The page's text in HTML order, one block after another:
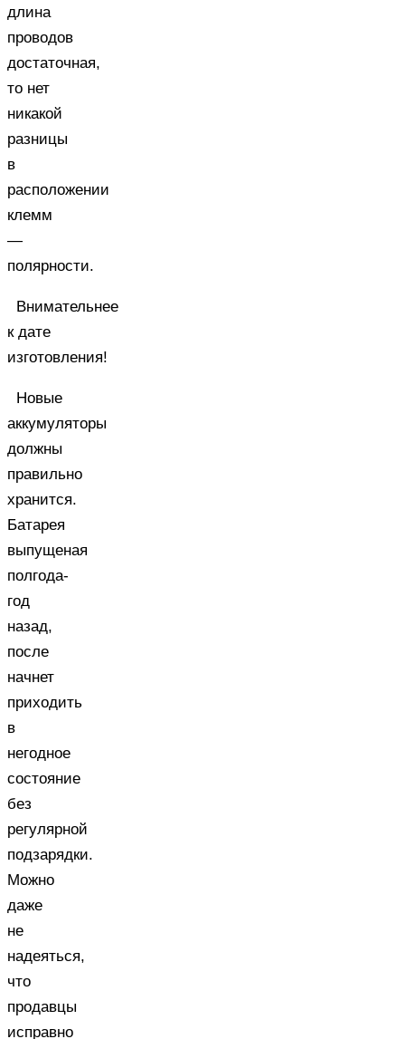
длина
проводов
достаточная,
то нет
никакой
разницы
в
расположении
клемм
—
полярности.
Внимательнее
к дате
изготовления!
Новые
аккумуляторы
должны
правильно
хранится.
Батарея
выпущеная
полгода-
год
назад,
после
начнет
приходить
в
негодное
состояние
без
регулярной
подзарядки.
Можно
даже
не
надеяться,
что
продавцы
исправно